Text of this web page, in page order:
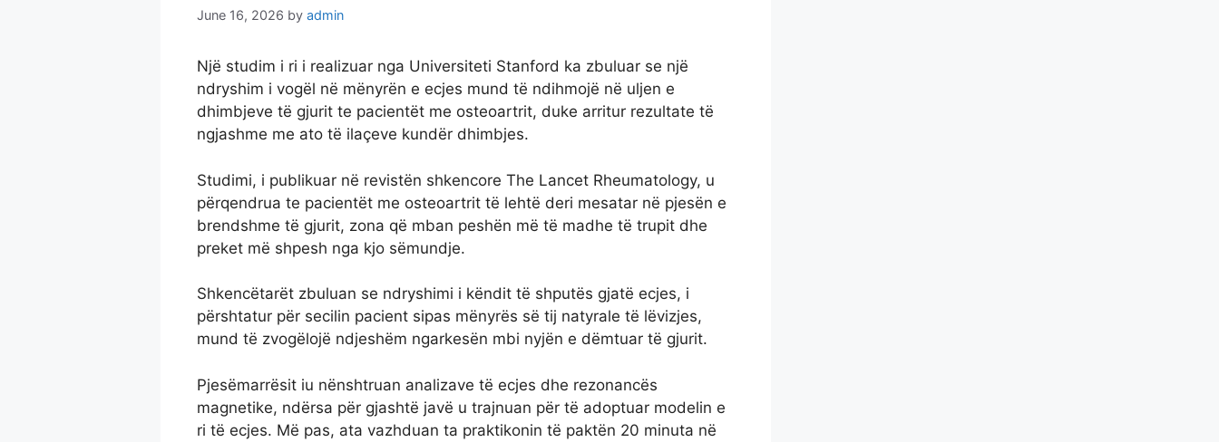
June 16, 2026 by admin
Një studim i ri i realizuar nga Universiteti Stanford ka zbuluar se një
ndryshim i vogël në mënyrën e ecjes mund të ndihmojë në uljen e
dhimbjeve të gjurit te pacientët me osteoartrit, duke arritur rezultate të
ngjashme me ato të ilaçeve kundër dhimbjes.
Studimi, i publikuar në revistën shkencore The Lancet Rheumatology, u
përqendrua te pacientët me osteoartrit të lehtë deri mesatar në pjesën e
brendshme të gjurit, zona që mban peshën më të madhe të trupit dhe
preket më shpesh nga kjo sëmundje.
Shkencëtarët zbuluan se ndryshimi i këndit të shputës gjatë ecjes, i
përshtatur për secilin pacient sipas mënyrës së tij natyrale të lëvizjes,
mund të zvogëlojë ndjeshëm ngarkesën mbi nyjën e dëmtuar të gjurit.
Pjesëmarrësit iu nënshtruan analizave të ecjes dhe rezonancës
magnetike, ndërsa për gjashtë javë u trajnuan për të adoptuar modelin e
ri të ecjes. Më pas, ata vazhduan ta praktikonin të paktën 20 minuta në